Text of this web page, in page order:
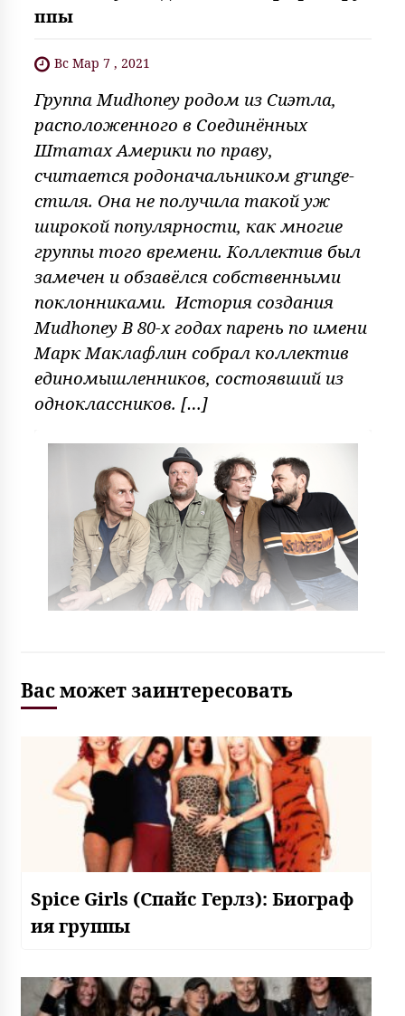
ппы
Вс Мар 7 , 2021
Группа Mudhoney родом из Сиэтла,
расположенного в Соединённых
Штатах Америки по праву,
считается родоначальником grunge-
стиля. Она не получила такой уж
широкой популярности, как многие
группы того времени. Коллектив был
замечен и обзавёлся собственными
поклонниками. История создания
Mudhoney В 80-х годах парень по имени
Марк Маклафлин собрал коллектив
единомышленников, состоявший из
одноклассников. […]
Вас может заинтересовать
Spice Girls (Спайс Герлз): Биограф
ия группы